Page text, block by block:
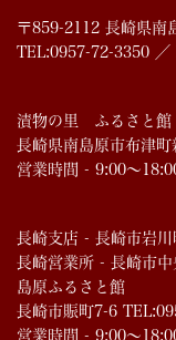
〒859-2112 長崎県南
TEL:0957-72-3350
漬物の里 ふるさと館
長崎県南島原市布津
営業時間 - 9:00～
長崎支店 - 長崎市岩
長崎営業所 - 長崎市
島原ふるさと館
長崎市賑町7-6
営業時間 - 9:00～